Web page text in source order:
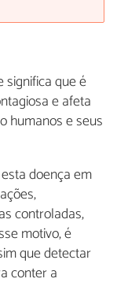
significa que é
e afeta
humanos e seus
doença em
controladas,
motivo, é
que detectar
conter a